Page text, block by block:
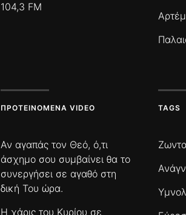
104,3 FM
ΠΡΟΤΕΙΝΌΜΕΝΑ VIDEO
Αν αγαπάς τον Θεό, ό,τι
άσχημο σου συμβαίνει θα το
συνεργήσει σε αγαθό στη
δική Του ώρα.
Η χάρις του Κυρίου σε
TAGS